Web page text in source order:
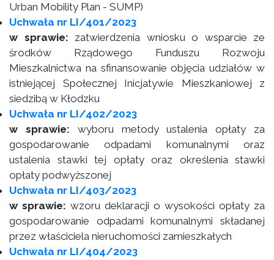
Urban Mobility Plan - SUMP)
Uchwała nr LI/401/2023
w sprawie: zatwierdzenia wniosku o wsparcie ze
środków Rządowego Funduszu Rozwoju
Mieszkalnictwa na sfinansowanie objęcia udziałów w
istniejącej Społecznej Inicjatywie Mieszkaniowej z
siedzibą w Kłodzku
Uchwała nr LI/402/2023
w sprawie: wyboru metody ustalenia opłaty za
gospodarowanie odpadami komunalnymi oraz
ustalenia stawki tej opłaty oraz określenia stawki
opłaty podwyższonej
Uchwała nr LI/403/2023
w sprawie: wzoru deklaracji o wysokości opłaty za
gospodarowanie odpadami komunalnymi składanej
przez właściciela nieruchomości zamieszkałych
Uchwała nr LI/404/2023